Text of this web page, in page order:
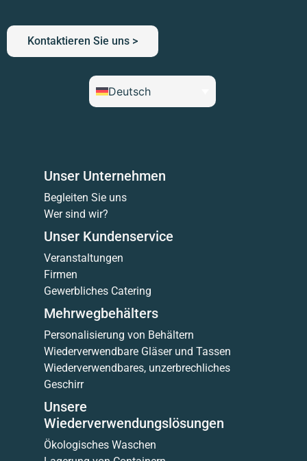
Kontaktieren Sie uns >
Deutsch
Unser Unternehmen
Begleiten Sie uns
Wer sind wir?
Unser Kundenservice
Veranstaltungen
Firmen
Gewerbliches Catering
Mehrwegbehälters
Personalisierung von Behältern
Wiederverwendbare Gläser und Tassen
Wiederverwendbares, unzerbrechliches
Geschirr
Unsere
Wiederverwendungslösungen
Ökologisches Waschen